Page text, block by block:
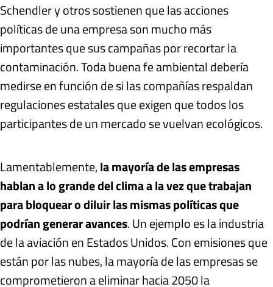
Schendler y otros sostienen que las acciones
políticas de una empresa son mucho más
importantes que sus campañas por recortar la
contaminación. Toda buena fe ambiental debería
medirse en función de si las compañías respaldan
regulaciones estatales que exigen que todos los
participantes de un mercado se vuelvan ecológicos.
Lamentablemente,la mayoría de las empresas
hablan a lo grande del clima a la vez que trabajan
para bloquear o diluir las mismas políticas que
podrían generar avances. Un ejemplo es la industria
de la aviación en Estados Unidos. Con emisiones que
están por las nubes, la mayoría de las empresas se
comprometieron a eliminar hacia 2050 la